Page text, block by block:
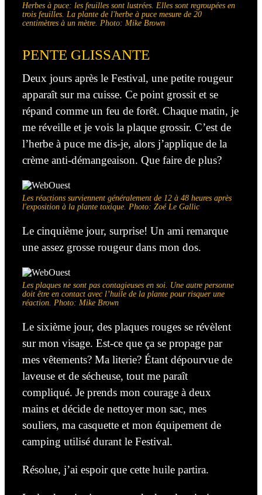
Herbes à puce: les feuilles sont lustrées. Elles sont regroupées en
trois feuilles. La plante de l'herbe à puce mesure de 20
centimètres à un mètre. Photo: Mike Brown
PENTE GLISSANTE
Deux jours après le Festival, une petite rougeur
apparaît sur ma cuisse. Ce point grossit et se
répand comme un feu de forêt. Chaque matin, je
me réveille et je vois la plaque grossir. C’est de
l’herbe à puce me dis-je, alors j’applique de la
crème anti-démangeaison. Que faire de plus?
Les réactions surviennent généralement de 12 à 48 heures après
l'exposition à la plante toxique. Photo: Zoé Le Gallic
Le cinquième jour, surprise! Un ami remarque
une assez grosse rougeur dans mon dos.
Les plaques ne sont pas contagieuses en soi. Une autre personne
doit être en contact avec l’huile de la plante pour risquer une
réaction. Photo: Mike Brown
Le sixième jour, des plaques rouges se révèlent
sur mon visage. Est-ce que ça se propage par
mes vêtements? Ma literie? Étant dépourvue de
laveuse et de sécheuse, tout me paraît
compliqué. Je prends mon courage à deux
mains et décide de nettoyer mon sac, mes
souliers, ma casquette et mon équipement de
camping utilisé durant le Festival.
Résolue, j’ai espoir que cette huile partira.